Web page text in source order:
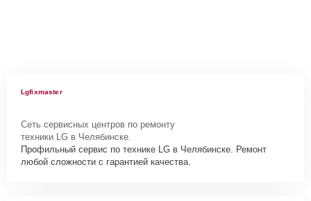
Lgfixmaster
Сеть сервисных центров по ремонту
техники LG в Челябинске.
Профильный сервис по технике LG в Челябинске. Ремонт
любой сложности с гарантией качества.